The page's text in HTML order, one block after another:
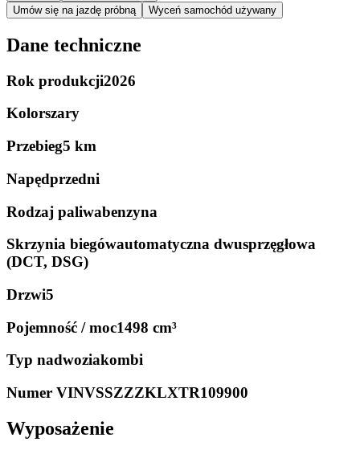
Umów się na jazdę próbną
Wyceń samochód używany
Dane techniczne
Rok produkcji2026
Kolorszary
Przebieg5 km
Napędprzedni
Rodzaj paliwabenzyna
Skrzynia biegówautomatyczna dwusprzęgłowa
(DCT, DSG)
Drzwi5
Pojemność / moc1498 cm³
Typ nadwoziakombi
Numer VINVSSZZZKLXTR109900
Wyposażenie